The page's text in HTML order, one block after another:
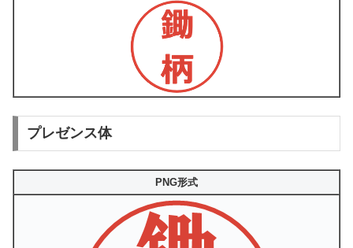
プレゼンス体
PNG形式